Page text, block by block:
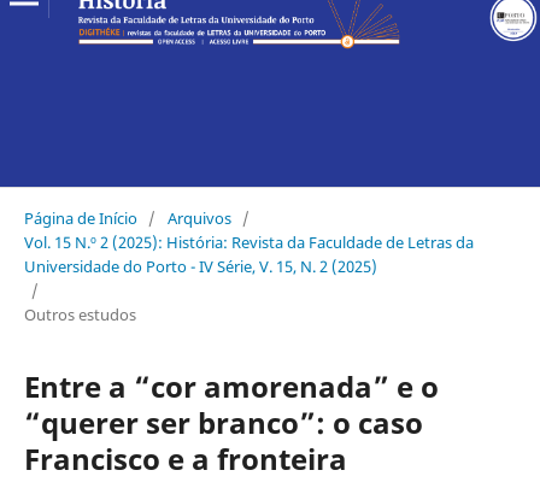
Página de Início / Arquivos /
Vol. 15 N.º 2 (2025): História: Revista da Faculdade de Letras da
Universidade do Porto - IV Série, V. 15, N. 2 (2025)
/
Outros estudos
Entre a “cor amorenada” e o
“querer ser branco”: o caso
Francisco e a fronteira